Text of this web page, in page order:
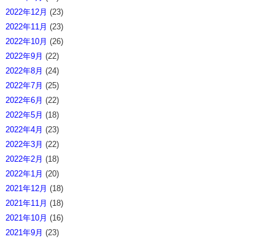
2022年12月 (23)
2022年11月 (23)
2022年10月 (26)
2022年9月 (22)
2022年8月 (24)
2022年7月 (25)
2022年6月 (22)
2022年5月 (18)
2022年4月 (23)
2022年3月 (22)
2022年2月 (18)
2022年1月 (20)
2021年12月 (18)
2021年11月 (18)
2021年10月 (16)
2021年9月 (23)